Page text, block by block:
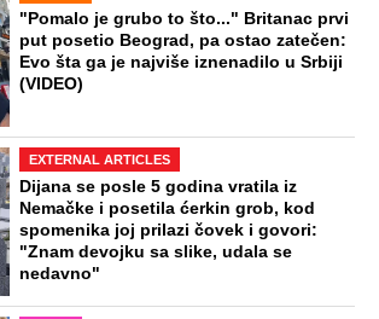
"Pomalo je grubo to što..." Britanac prvi
put posetio Beograd, pa ostao zatečen:
Evo šta ga je najviše iznenadilo u Srbiji
(VIDEO)
EXTERNAL ARTICLES
Dijana se posle 5 godina vratila iz
Nemačke i posetila ćerkin grob, kod
spomenika joj prilazi čovek i govori:
"Znam devojku sa slike, udala se
nedavno"